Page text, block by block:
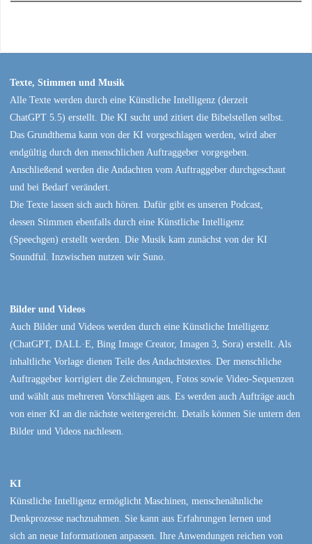
Texte, Stimmen und Musik
Alle Texte werden durch eine Künstliche Intelligenz (derzeit
ChatGPT 5.5) erstellt. Die KI sucht und zitiert die Bibelstellen selbst.
Das Grundthema kann von der KI vorgeschlagen werden, wird aber
endgültig durch den menschlichen Auftraggeber vorgegeben.
Anschließend werden die Andachten vom Auftraggeber durchgeschaut
und bei Bedarf verändert.
Die Texte lassen sich auch hören. Dafür gibt es unseren Podcast,
dessen Stimmen ebenfalls durch eine Künstliche Intelligenz
(Speechgen) erstellt werden. Die Musik kam zunächst von der KI
Soundful. Inzwischen nutzen wir Suno.
Bilder und Videos
Auch Bilder und Videos werden durch eine Künstliche Intelligenz
(ChatGPT, DALL·E, Bing Image Creator, Imagen 3, Sora) erstellt. Als
inhaltliche Vorlage dienen Teile des Andachtstextes. Der menschliche
Auftraggeber korrigiert die Zeichnungen, Fotos sowie Video-Sequenzen
und wählt aus mehreren Vorschlägen aus. Es werden auch Aufträge auch
von einer KI an die nächste weitergereicht. Details können Sie untern den
Bilder und Videos nachlesen.
KI
Künstliche Intelligenz ermöglicht Maschinen, menschenähnliche
Denkprozesse nachzuahmen. Sie kann aus Erfahrungen lernen und
sich an neue Informationen anpassen. Ihre Anwendungen reichen von